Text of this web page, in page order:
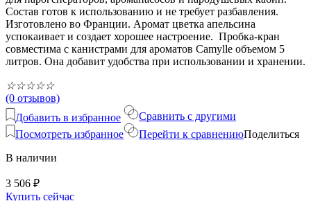
Состав готов к использованию и не требует разбавления.
Изготовлено во Франции. Аромат цветка апельсина
успокаивает и создает хорошее настроение. Пробка-кран
совместима с канистрами для ароматов Camylle объемом 5
литров. Она добавит удобства при использовании и хранении.
☆☆☆☆☆
(0 отзывов)
Добавить в избранное
Посмотреть избранное
Сравнить с другими
Перейти к сравнениюПоделиться
В наличии
3 506 ₽
Купить сейчас